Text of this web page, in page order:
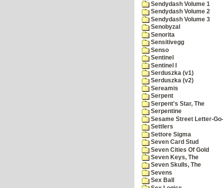
Sendydash Volume 1
Sendydash Volume 2
Sendydash Volume 3
Senobyzal
Senorita
Sensitivegg
Senso
Sentinel
Sentinel I
Serduszka (v1)
Serduszka (v2)
Sereamis
Serpent
Serpent's Star, The
Serpentine
Sesame Street Letter-
Settlers
Settore Sigma
Seven Card Stud
Seven Cities Of Gold
Seven Keys, The
Seven Skulls, The
Sevens
Sex Ball